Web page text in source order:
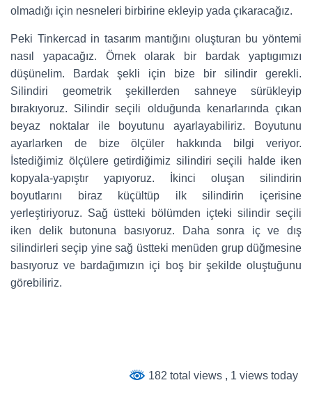
olmadığı için nesneleri birbirine ekleyip yada çıkaracağız.
Peki Tinkercad in tasarım mantığını oluşturan bu yöntemi
nasıl yapacağız. Örnek olarak bir bardak yaptıgımızı
düşünelim. Bardak şekli için bize bir silindir gerekli.
Silindiri geometrik şekillerden sahneye sürükleyip
bırakıyoruz. Silindir seçili olduğunda kenarlarında çıkan
beyaz noktalar ile boyutunu ayarlayabiliriz. Boyutunu
ayarlarken de bize ölçüler hakkında bilgi veriyor.
İstediğimiz ölçülere getirdiğimiz silindiri seçili halde iken
kopyala-yapıştır yapıyoruz. İkinci oluşan silindirin
boyutlarını biraz küçültüp ilk silindirin içerisine
yerleştiriyoruz. Sağ üstteki bölümden içteki silindir seçili
iken delik butonuna basıyoruz. Daha sonra iç ve dış
silindirleri seçip yine sağ üstteki menüden grup düğmesine
basıyoruz ve bardağımızın içi boş bir şekilde oluştuğunu
görebiliriz.
182 total views , 1 views today